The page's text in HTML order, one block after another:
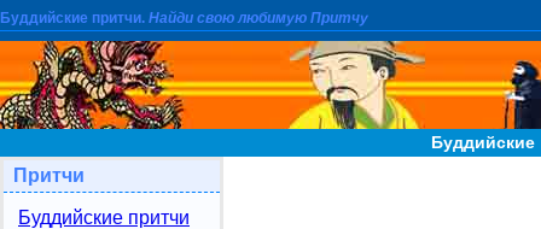
Буддийские притчи. Найди свою любимую Притчу
Буддийские
Притчи
Буддийские притчи